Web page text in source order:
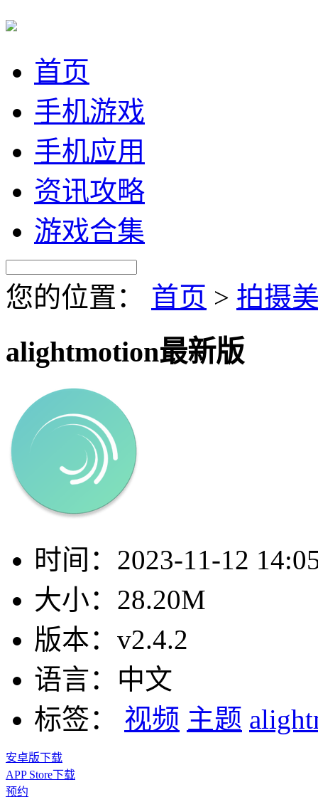
首页
手机游戏
手机应用
资讯攻略
游戏合集
您的位置： 首页 > 拍摄
alightmotion最新版
时间： 2023-11-12
大小： 28.20M
版本： v2.4.2
语言： 中文
标签：
视频 主题
安卓版下载
APP Store下载
预约